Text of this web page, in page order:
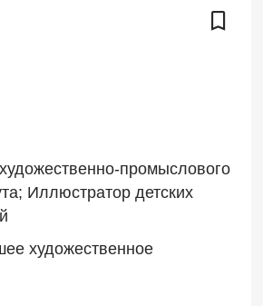
промыслового
Иллюстратор детских
художественное